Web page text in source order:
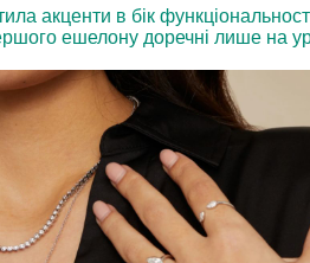
акценти в бік
ешелону доречні лише на